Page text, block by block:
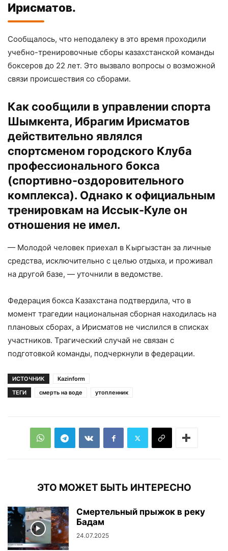
Ирисматов.
Сообщалось, что неподалеку в это время проходили
учебно-тренировочные сборы казахстанской команды
боксеров до 22 лет. Это вызвало вопросы о возможной
связи происшествия со сборами.
Как сообщили в управлении спорта
Шымкента, Ибрагим Ирисматов
действительно являлся
спортсменом городского Клуба
профессионального бокса
(спортивно-оздоровительного
комплекса). Однако к официальным
тренировкам на Иссык-Куле он
отношения не имел.
— Молодой человек приехал в Кыргызстан за личные
средства, исключительно с целью отдыха, и проживал
на другой базе, — уточнили в ведомстве.
Федерация бокса Казахстана подтвердила, что в
момент трагедии национальная сборная находилась на
плановых сборах, а Ирисматов не числился в списках
участников. Трагический случай не связан с
подготовкой команды, подчеркнули в федерации.
ИСТОЧНИК
Kazinform
ТЕГИ
смерть на воде утопленник
ЭТО МОЖЕТ БЫТЬ ИНТЕРЕСНО
Смертельный прыжок в реку
Бадам
24.07.2025